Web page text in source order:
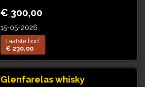
€ 300,00
15-05-2026
Laatste bod:
€ 230,00
Glenfarelas whisky